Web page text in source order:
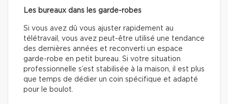
Les bureaux dans les garde-robes
Si vous avez dû vous ajuster rapidement au
télétravail, vous avez peut-être utilisé une tendance
des dernières années et reconverti un espace
garde-robe en petit bureau. Si votre situation
professionnelle s’est stabilisée à la maison, il est plus
que temps de dédier un coin spécifique et adapté
pour le boulot.